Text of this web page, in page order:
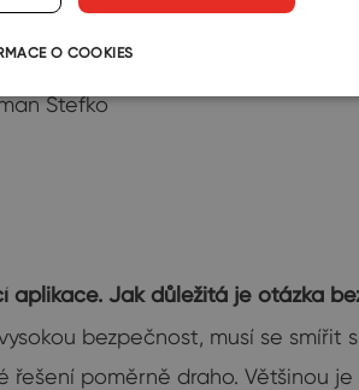
Štefko
Jak důležitá je otázka
bezpečnost, musí se
poměrně draho. Většinou
O COOKIES